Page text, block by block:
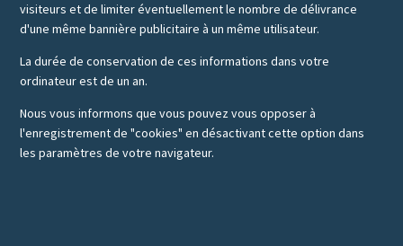
visiteurs et de limiter éventuellement le nombre de délivrance
d'une même bannière publicitaire à un même utilisateur.
La durée de conservation de ces informations dans votre
ordinateur est de un an.
Nous vous informons que vous pouvez vous opposer à
l'enregistrement de "cookies" en désactivant cette option dans
les paramètres de votre navigateur.